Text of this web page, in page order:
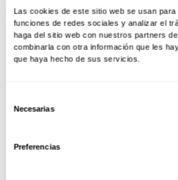
Las cookies de este sitio web se usan
funciones de redes sociales y analizar el
haga del sitio web con nuestros partners
combinarla con otra información que les
que haya hecho de sus servicios.
Necesarias
Preferencias